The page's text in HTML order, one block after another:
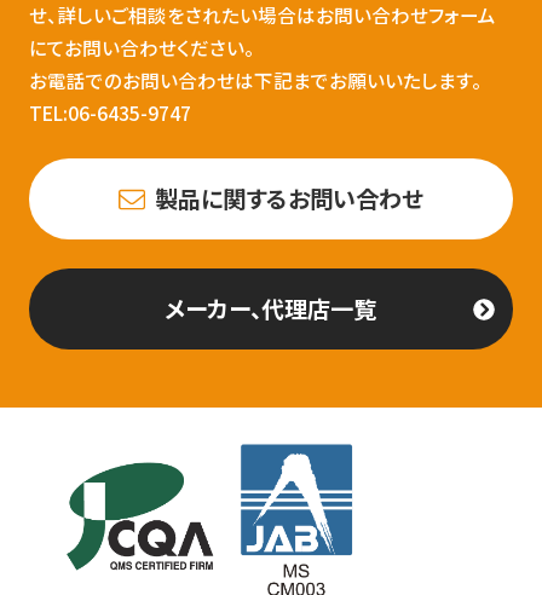
せ、詳しいご相談をされたい場合はお問い合わせフォーム
にてお問い合わせください。
お電話でのお問い合わせは下記までお願いいたします。
TEL:06-6435-9747
製品に関するお問い合わせ
メーカー、代理店一覧